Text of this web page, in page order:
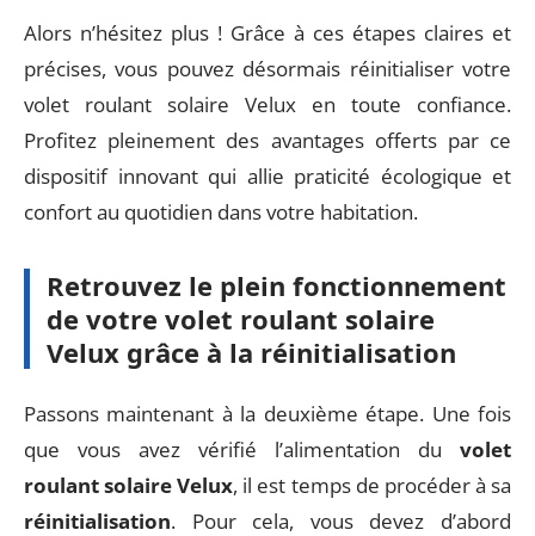
Alors n’hésitez plus ! Grâce à ces étapes claires et
précises, vous pouvez désormais réinitialiser votre
volet roulant solaire Velux en toute confiance.
Profitez pleinement des avantages offerts par ce
dispositif innovant qui allie praticité écologique et
confort au quotidien dans votre habitation.
Retrouvez le plein fonctionnement
de votre volet roulant solaire
Velux grâce à la réinitialisation
Passons maintenant à la deuxième étape. Une fois
que vous avez vérifié l’alimentation du volet
roulant solaire Velux, il est temps de procéder à sa
réinitialisation. Pour cela, vous devez d’abord